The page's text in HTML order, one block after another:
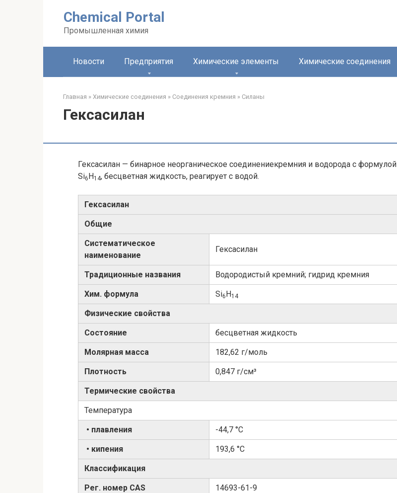
Chemical Portal
Промышленная химия
Новости Предприятия Химические элементы Химические соединения
Главная » Химические соединения » Соединения кремния‎ » Силаны‎
Гексасилан
Гексасилан — бинарное неорганическое соединениекремния и водорода с формулой
Si6H14, бесцветная жидкость, реагирует с водой.
Гексасилан
Общие
Систематическое
наименование
Гексасилан
Традиционные названия Водородистый кремний; гидрид кремния
Хим. формула Si6H14
Физические свойства
Состояние бесцветная жидкость
Молярная масса 182,62 г/моль
Плотность 0,847 г/см³
Термические свойства
Температура
• плавления -44,7 °C
• кипения 193,6 °C
Классификация
Рег. номер CAS 14693-61-9